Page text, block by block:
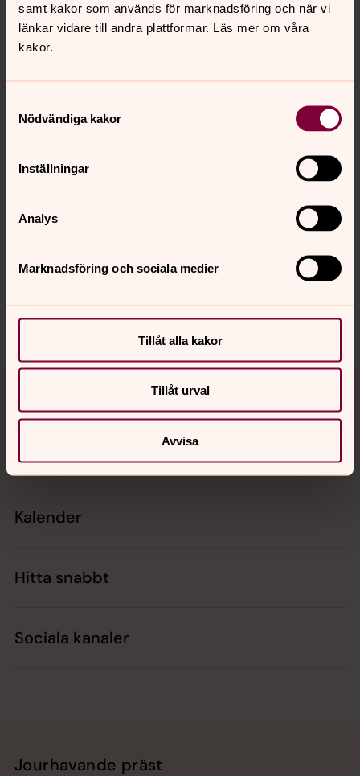
samt kakor som används för marknadsföring och när vi
länkar vidare till andra plattformar. Läs mer om våra
kakor.
Nödvändiga kakor
Inställningar
Analys
Marknadsföring och sociala medier
Tillåt alla kakor
Tillåt urval
Avvisa
Läs om kristen tro
innehåll?
Dela
Tillbaka till toppen
Tillbaka till innehållet
Kontakt
Kalender
Hitta snabbt
Sociala kanaler
Jourhavande präst